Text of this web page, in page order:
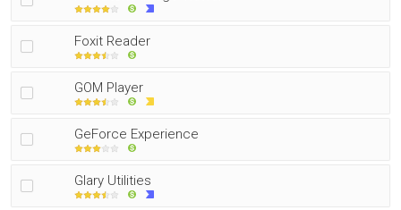
Foxit Reader
GOM Player
GeForce Experience
Glary Utilities